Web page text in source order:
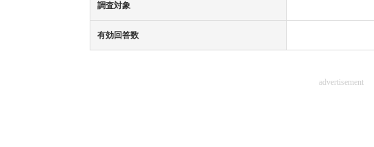
調査対象
有効回答数
advertisement